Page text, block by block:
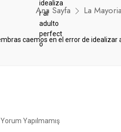
Ana Sayfa La
Yorum Yapılmamış